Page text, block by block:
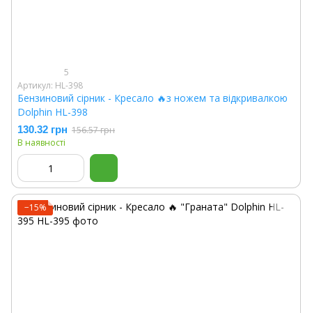
5
Артикул: HL-398
Бензиновий сірник - Кресало 🔥з ножем та відкривалкою
Dolphin HL-398
130.32 грн 156.57 грн
В наявності
−15%